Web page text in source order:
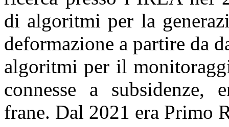
di algoritmi per la
deformazione a partire da
algoritmi per il
connesse a subsidenze,
frane. Dal 2021 era Primo